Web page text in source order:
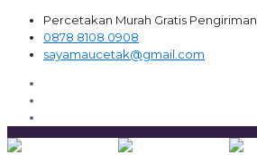
Percetakan Murah Gratis Pengiriman
0878 8108 0908
sayamaucetak@gmail.com